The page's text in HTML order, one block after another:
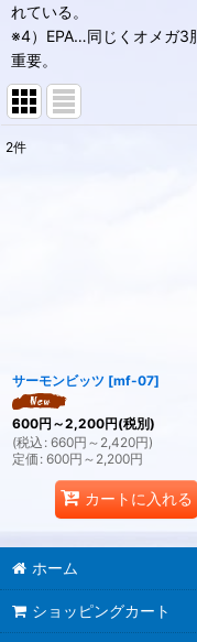
れている。
※4）EPA…同じくオメガ3
重要。
2件
サーモンビッツ [mf-07]
600円 ～2,200円(税別)
(税込 : 660円 ～2,420円)
定価 : 600円 ～2,200円
カートに入れる
ホーム
ショッピングカート